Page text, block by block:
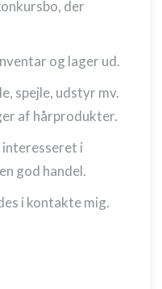
der
og lager ud.
spejle, udstyr mv.
af hårprodukter.
interesseret i
god handel.
i kontakte mig.